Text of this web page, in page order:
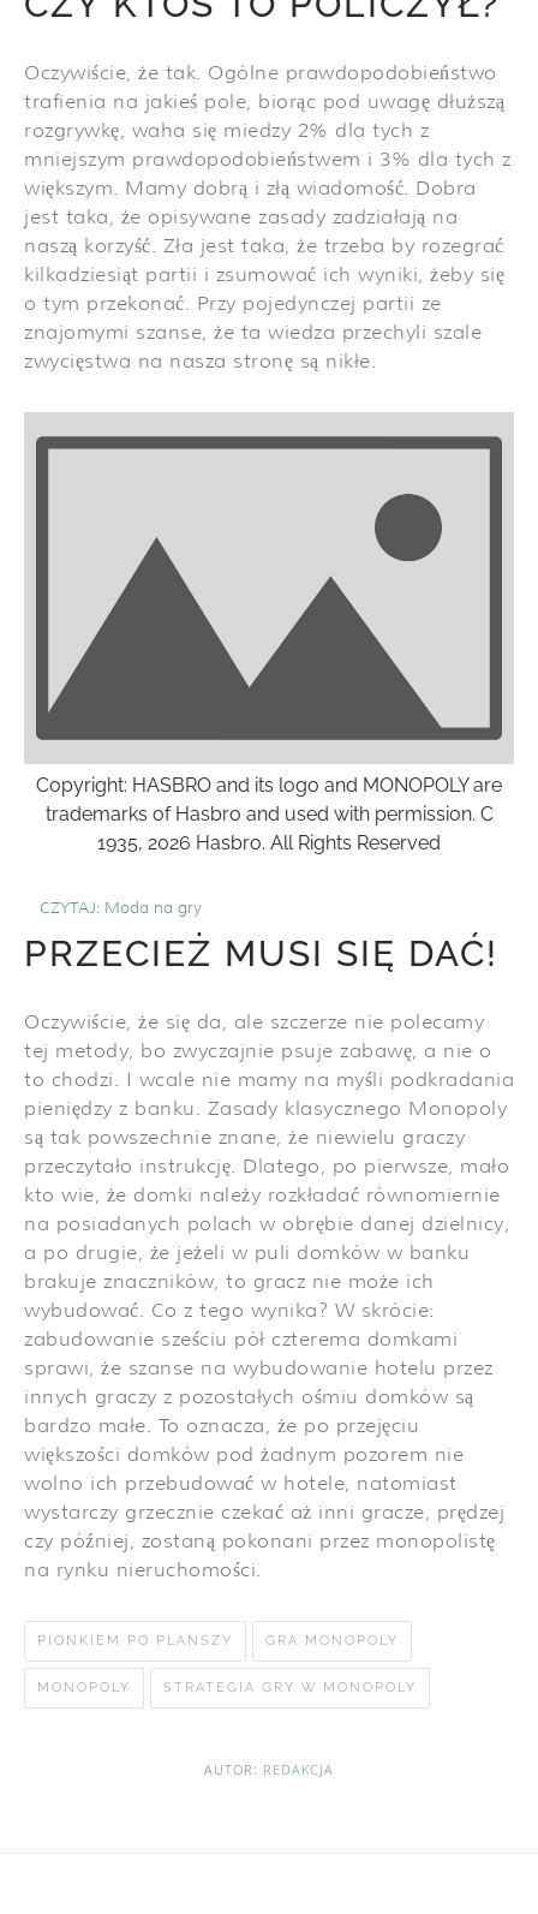
Oczywiście, że tak. Ogólne prawdopodobieństwo
trafienia na jakieś pole, biorąc pod uwagę dłuższą
rozgrywkę, waha się miedzy 2% dla tych z
mniejszym prawdopodobieństwem i 3% dla tych z
większym. Mamy dobrą i złą wiadomość. Dobra
jest taka, że opisywane zasady zadziałają na
naszą korzyść. Zła jest taka, że trzeba by rozegrać
kilkadziesiąt partii i zsumować ich wyniki, żeby się
o tym przekonać. Przy pojedynczej partii ze
znajomymi szanse, że ta wiedza przechyli szale
zwycięstwa na nasza stronę są nikłe.
Copyright: HASBRO and its logo and MONOPOLY are
trademarks of Hasbro and used with permission. C
1935, 2026 Hasbro. All Rights Reserved
CZYTAJ: Moda na gry
PRZECIEŻ MUSI SIĘ DAĆ!
Oczywiście, że się da, ale szczerze nie polecamy
tej metody, bo zwyczajnie psuje zabawę, a nie o
to chodzi. I wcale nie mamy na myśli podkradania
pieniędzy z banku. Zasady klasycznego Monopoly
są tak powszechnie znane, że niewielu graczy
przeczytało instrukcję. Dlatego, po pierwsze, mało
kto wie, że domki należy rozkładać równomiernie
na posiadanych polach w obrębie danej dzielnicy,
a po drugie, że jeżeli w puli domków w banku
brakuje znaczników, to gracz nie może ich
wybudować. Co z tego wynika? W skrócie:
zabudowanie sześciu pół czterema domkami
sprawi, że szanse na wybudowanie hotelu przez
innych graczy z pozostałych ośmiu domków są
bardzo małe. To oznacza, że po przejęciu
większości domków pod żadnym pozorem nie
wolno ich przebudować w hotele, natomiast
wystarczy grzecznie czekać aż inni gracze, prędzej
czy później, zostaną pokonani przez monopolistę
na rynku nieruchomości.
PIONKIEM PO PLANSZY GRA MONOPOLY
MONOPOLY STRATEGIA GRY W MONOPOLY
AUTOR: REDAKCJA